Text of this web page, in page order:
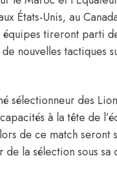
États-Unis, au
tireront parti
nouvelles tactiques
sélectionneur des
à la tête de
de ce match seront
la sélection sous sa